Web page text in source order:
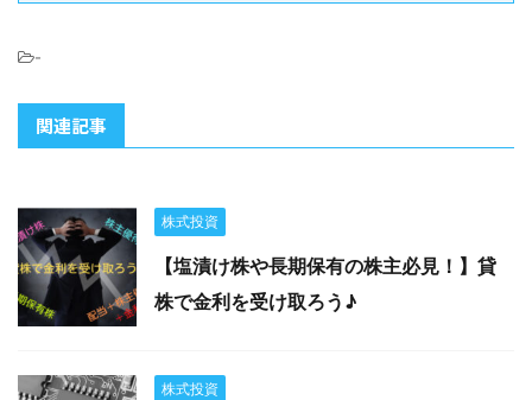
-
関連記事
株式投資
【塩漬け株や長期保有の株主必見！】貸
株で金利を受け取ろう♪
株式投資